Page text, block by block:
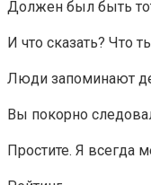
Должен был быть
И что сказать? Что
Люди запоминают
Вы покорно
Простите. Я всегда